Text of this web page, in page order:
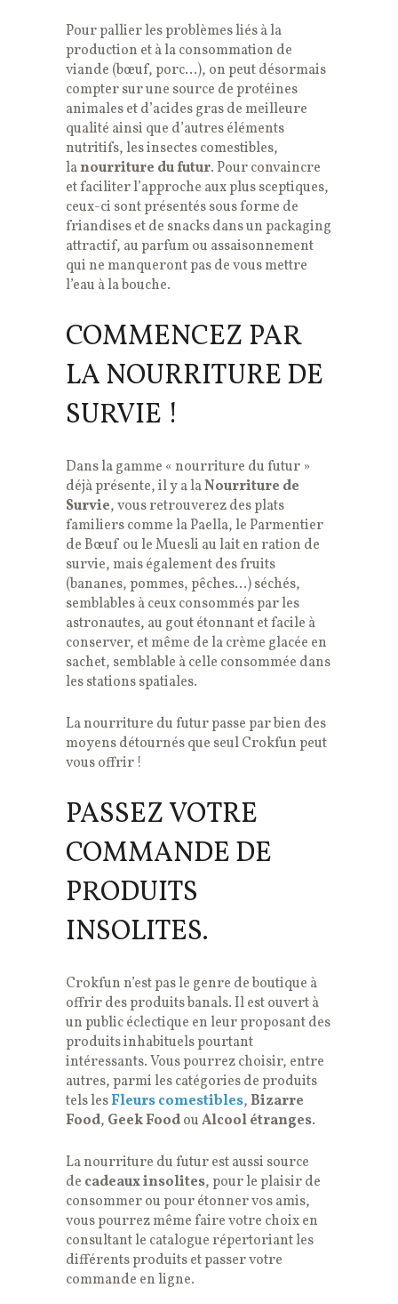
Pour pallier les problèmes liés à la
production et à la consommation de
viande (bœuf, porc…), on peut désormais
compter sur une source de protéines
animales et d’acides gras de meilleure
qualité ainsi que d’autres éléments
nutritifs, les insectes comestibles,
lanourriture du futur. Pour convaincre
et faciliter l’approche aux plus sceptiques,
ceux-ci sont présentés sous forme de
friandises et de snacks dans un packaging
attractif, au parfum ou assaisonnement
qui ne manqueront pas de vous mettre
l’eau à la bouche.
COMMENCEZ PAR
LA NOURRITURE DE
SURVIE !
Dans la gamme « nourriture du futur »
déjà présente, il y a laNourriture de
Survie, vous retrouverez des plats
familiers comme la Paella, le Parmentier
de Bœuf ou le Muesli au lait en ration de
survie, mais également des fruits
(bananes, pommes, pêches…) séchés,
semblables à ceux consommés par les
astronautes, au gout étonnant et facile à
conserver, et même de la crème glacée en
sachet, semblable à celle consommée dans
les stations spatiales.
La nourriture du futur passe par bien des
moyens détournés que seul Crokfun peut
vous offrir !
PASSEZ VOTRE
COMMANDE DE
PRODUITS
INSOLITES.
Crokfun n’est pas le genre de boutique à
offrir des produits banals. Il est ouvert à
un public éclectique en leur proposant des
produits inhabituels pourtant
intéressants. Vous pourrez choisir, entre
autres, parmi les catégories de produits
tels lesFleurs comestibles,Bizarre
Food, Geek FoodouAlcool étranges.
La nourriture du futur est aussi source
de cadeaux insolites, pour le plaisir de
consommer ou pour étonner vos amis,
vous pourrez même faire votre choix en
consultant le catalogue répertoriant les
différents produits et passer votre
commande en ligne.